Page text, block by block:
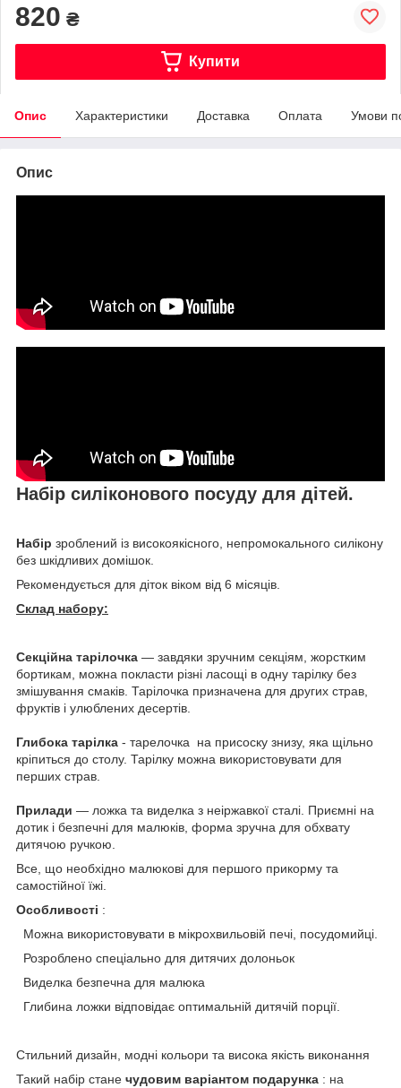
820 ₴
Купити
Опис Характеристики Доставка Оплата Умови
Опис
Набір силіконового посуду для дітей.
Набір зроблений із високоякісного, непромокального силікону
без шкідливих домішок.
Рекомендується для діток віком від 6 місяців.
Склад набору:
Секційна тарілочка — завдяки зручним секціям, жорстким
бортикам, можна покласти різні ласощі в одну тарілку без
змішування смаків. Тарілочка призначена для других страв,
фруктів і улюблених десертів.
Глибока тарілка - тарелочка на присоску знизу, яка щільно
кріпиться до столу. Тарілку можна використовувати для
перших страв.
Прилади — ложка та виделка з неіржавкої сталі. Приємні на
дотик і безпечні для малюків, форма зручна для обхвату
дитячою ручкою.
Все, що необхідно малюкові для першого прикорму та
самостійної їжі.
Особливості :
Можна використовувати в мікрохвильовій печі, посудомийці.
Розроблено спеціально для дитячих долоньок
Виделка безпечна для малюка
Глибина ложки відповідає оптимальній дитячій порції.
Стильний дизайн, модні кольори та висока якість виконання
Такий набір стане чудовим варіантом подарунка : на